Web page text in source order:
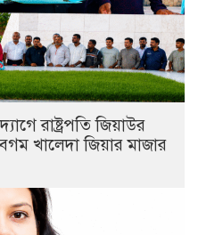
রাষ্ট্রপতি জিয়াউর
খালেদা জিয়ার মাজার